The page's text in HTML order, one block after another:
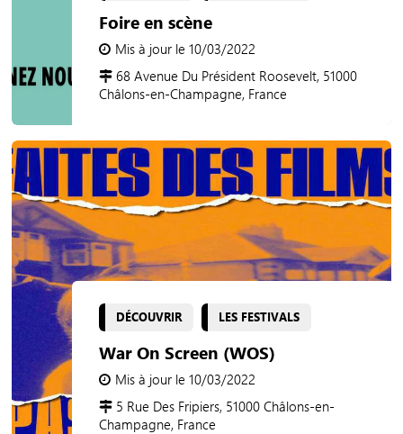
Foire en scène
Mis à jour le 10/03/2022
68 Avenue Du Président Roosevelt, 51000
Châlons-en-Champagne, France
DÉCOUVRIR LES FESTIVALS
War On Screen (WOS)
Mis à jour le 10/03/2022
5 Rue Des Fripiers, 51000 Châlons-en-
Champagne, France